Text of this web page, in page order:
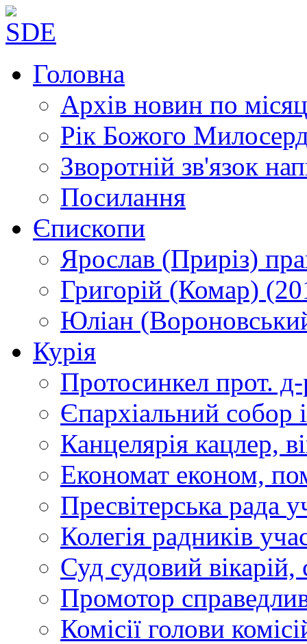
Головна
Архів новин по
Рік Божого
Зворотній зв'язок
Посилання
Єпископи
Ярослав (Приріз)
Григорій (Комар)
Юліан
Курія
Протосинкел прот.
Єпархіальний собор
Канцелярія кацлер,
Економат економ,
Пресвітерська рада
Колегія радників
Суд судовий вікарій,
Промотор
Комісії голови